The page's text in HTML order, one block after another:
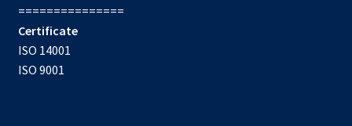
===============
Certificate
ISO 14001
ISO 9001